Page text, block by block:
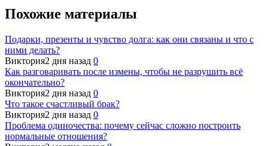
Похожие материалы
Подарки, презенты и чувство долга: как они связаны и что с
ними делать?
Виктория2 дня назад 0
Как разговаривать после измены, чтобы не разрушить всё
окончательно?
Виктория2 дня назад 0
Что такое счастливый брак?
Виктория2 дня назад 0
Проблема одиночества: почему сейчас сложно построить
нормальные отношения?